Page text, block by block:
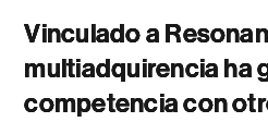
Vinculado a
multiadquirencia ha
competencia con